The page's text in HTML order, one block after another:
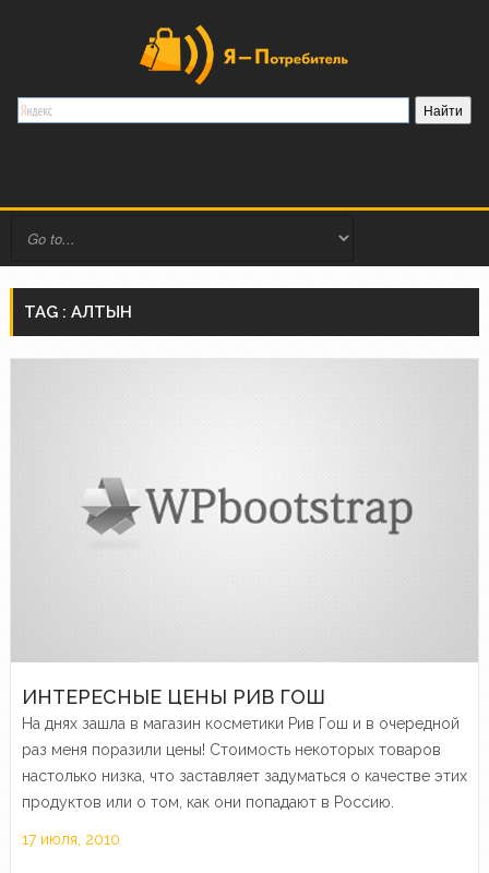
TAG : АЛТЫН
ИНТЕРЕСНЫЕ ЦЕНЫ РИВ ГОШ
На днях зашла в магазин косметики Рив Гош и в очередной
раз меня поразили цены! Стоимость некоторых товаров
настолько низка, что заставляет задуматься о качестве этих
продуктов или о том, как они попадают в Россию.
17 июля, 2010